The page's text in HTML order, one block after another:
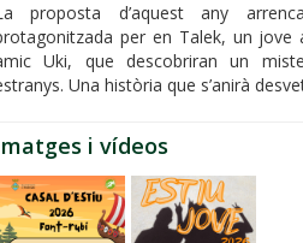
proposta d’aquest any
per en Talek, un jove
Uki, que descobriran un
Una història que s’anirà
i vídeos